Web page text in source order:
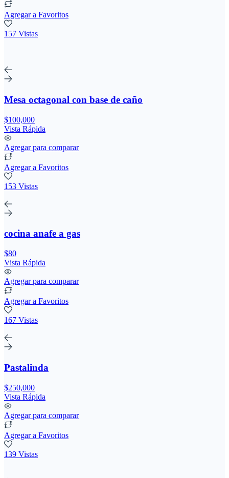
Agregar a Favoritos
157 Vistas
Mesa octagonal con base de caño
$100,000
Vista Rápida
Agregar para comparar
Agregar a Favoritos
153 Vistas
cocina anafe a gas
$80
Vista Rápida
Agregar para comparar
Agregar a Favoritos
167 Vistas
Pastalinda
$250,000
Vista Rápida
Agregar para comparar
Agregar a Favoritos
139 Vistas